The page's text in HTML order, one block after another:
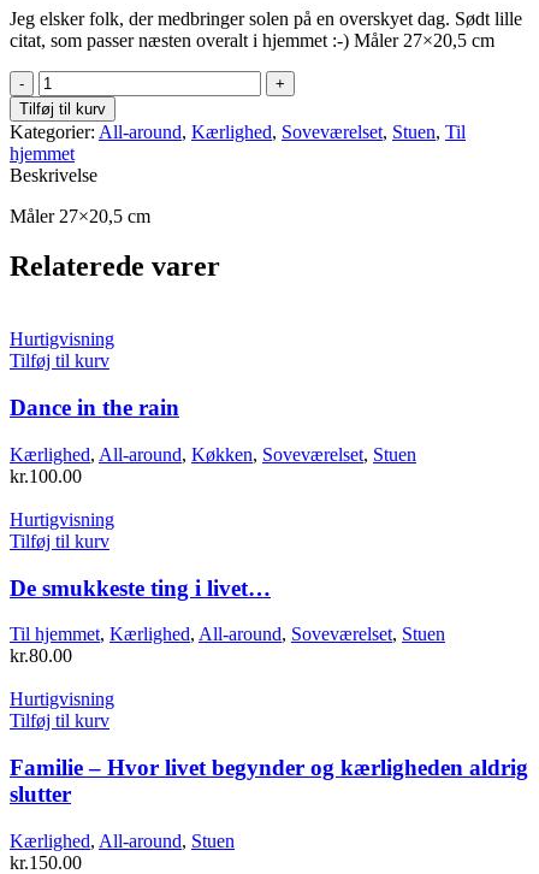
Jeg elsker folk, der medbringer solen på en overskyet dag. Sødt lille
citat, som passer næsten overalt i hjemmet :-) Måler 27×20,5 cm
Jeg
elsker
folk,
der
medbringer
solen...
antal
Tilføj til kurv
Kategorier: All-around, Kærlighed, Soveværelset, Stuen, Til
hjemmet
Beskrivelse
Måler 27×20,5 cm
Relaterede varer
Hurtigvisning
Tilføj til kurv
Dance in the rain
Kærlighed, All-around, Køkken, Soveværelset, Stuen
kr.100.00
Hurtigvisning
Tilføj til kurv
De smukkeste ting i livet…
Til hjemmet, Kærlighed, All-around, Soveværelset, Stuen
kr.80.00
Hurtigvisning
Tilføj til kurv
Familie – Hvor livet begynder og kærligheden aldrig
slutter
Kærlighed, All-around, Stuen
kr.150.00